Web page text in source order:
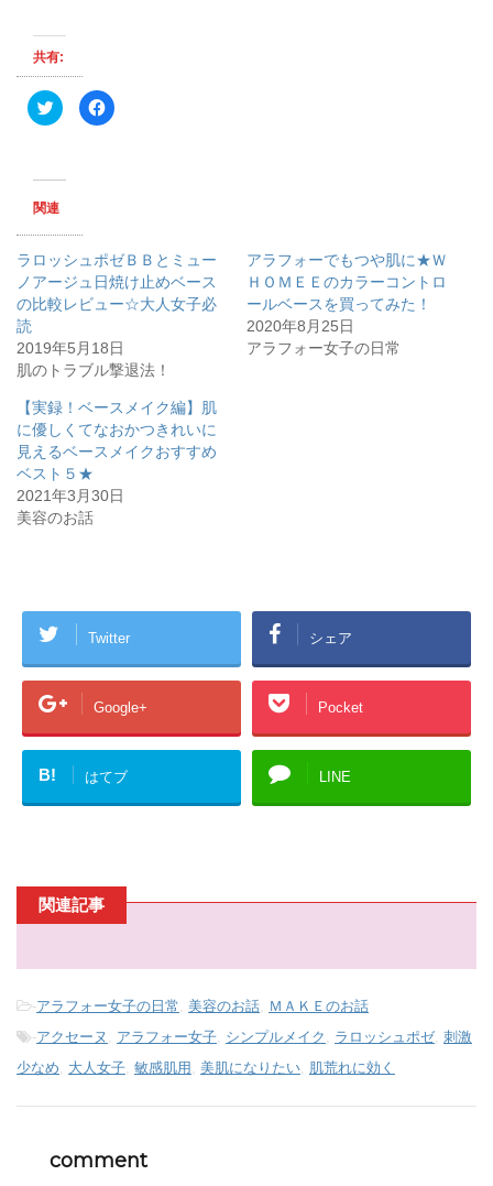
共有:
ク
リ
T
i
t
r
で
共
有
し
い
ウ
ィ
ド
で
開
き
ま
す
)
F
a
す
る
に
は
ク
ク
し
て
く
さ
い
(
新
し
ウ
ィ
関連
ラロッシュポゼＢＢとミュー
ノアージュ日焼け止めベース
の比較レビュー☆大人女子必
読
2019年5月18日
肌のトラブル撃退法！
アラフォーでもつや肌に★Ｗ
ＨＯＭＥＥのカラーコントロ
ールベースを買ってみた！
2020年8月25日
アラフォー女子の日常
【実録！ベースメイク編】肌
に優しくてなおかつきれいに
見えるベースメイクおすすめ
ベスト５★
2021年3月30日
美容のお話
Twitter シェア
Google+ Pocket
B! はてブ LINE
関連記事
-アラフォー女子の日常, 美容のお話, ＭＡＫＥのお話
-アクセーヌ , アラフォー女子, シンプルメイク , ラロッシュポゼ, 刺激
少なめ, 大人女子, 敏感肌用 , 美肌になりたい, 肌荒れに効く
comment